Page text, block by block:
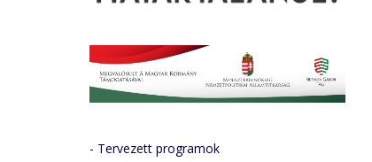
- Tervezett programok